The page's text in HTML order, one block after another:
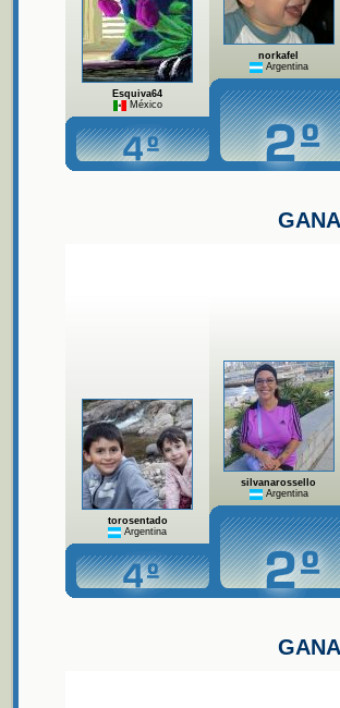
Esquiva64
México
norkafel
Argentina
torosentado
Argentina
silvanarossello
Argentina